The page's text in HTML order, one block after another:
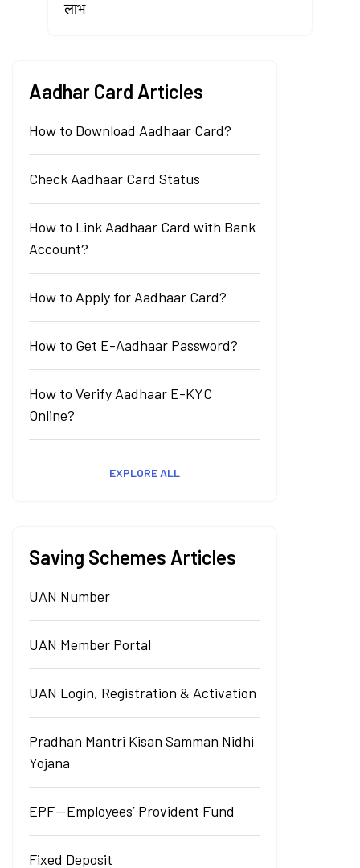
लाभ
Aadhar Card Articles
How to Download Aadhaar Card?
Check Aadhaar Card Status
How to Link Aadhaar Card with Bank
Account?
How to Apply for Aadhaar Card?
How to Get E-Aadhaar Password?
How to Verify Aadhaar E-KYC
Online?
EXPLORE ALL
Saving Schemes Articles
UAN Number
UAN Member Portal
UAN Login, Registration & Activation
Pradhan Mantri Kisan Samman Nidhi
Yojana
EPF — Employees’ Provident Fund
Fixed Deposit